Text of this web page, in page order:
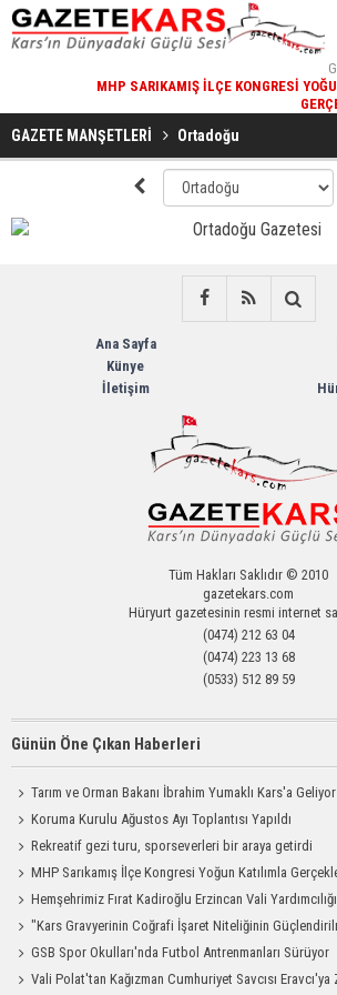
MHP SARIKAMIŞ İLÇE KONGRESI
GAZETE MANŞETLERİ Ortadoğu
Ana Sayfa
Künye
İletişim
Tüm Hakları Saklıdır © 2010
gazetekars.com
Hüryurt gazetesinin resmi internet
(0474) 212 63 04
(0474) 223 13 68
(0533) 512 89 59
Günün Öne Çıkan Haberleri
Tarım ve Orman Bakanı İbrahim Yumaklı Kars'a Geliyor
Koruma Kurulu Ağustos Ayı Toplantısı Yapıldı
Rekreatif gezi turu, sporseverleri bir araya getirdi
MHP Sarıkamış İlçe Kongresi Yoğun Katılımla
Hemşehrimiz Fırat Kadiroğlu Erzincan Vali
"Kars Gravyerinin Coğrafi İşaret Niteliğinin
GSB Spor Okulları'nda Futbol Antrenmanları Sürüyor
Vali Polat'tan Kağızman Cumhuriyet Savcısı Eravcı'ya